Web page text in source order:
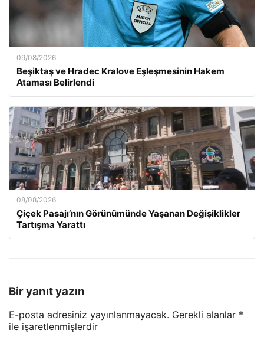
09/08/2026
Beşiktaş ve Hradec Kralove Eşleşmesinin Hakem
Ataması Belirlendi
08/08/2026
Çiçek Pasajı’nın Görünümünde Yaşanan Değişiklikler
Tartışma Yarattı
Bir yanıt yazın
E-posta adresiniz yayınlanmayacak. Gerekli alanlar *
ile işaretlenmişlerdir